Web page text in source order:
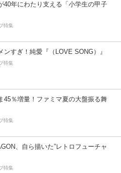
40年にわたり支える「小学生の甲子
特集
ンすぎ！純愛『（LOVE SONG）』
特集
45％増量！ファミマ夏の大盤振る舞
特集
、自ら描いた”レトロフューチャ
特集